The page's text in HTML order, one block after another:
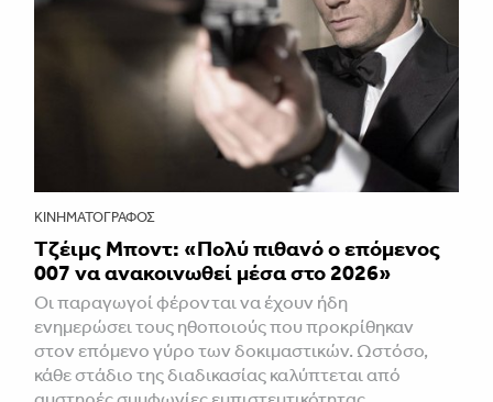
ΚΙΝΗΜΑΤΟΓΡΆΦΟΣ
Τζέιμς Μποντ: «Πολύ πιθανό ο επόμενος
007 να ανακοινωθεί μέσα στο 2026»
Οι παραγωγοί φέρονται να έχουν ήδη
ενημερώσει τους ηθοποιούς που προκρίθηκαν
στον επόμενο γύρο των δοκιμαστικών. Ωστόσο,
κάθε στάδιο της διαδικασίας καλύπτεται από